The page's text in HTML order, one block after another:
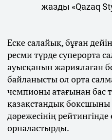
жазды «Qazaq
Еске салайық, бұған
ресми түрде суперорта
ауысқанын жариялаған
байланысты ол орта
чемпионы атағынан бас
қазақстандық боксшыны
дәрежесінің
орналастырды.